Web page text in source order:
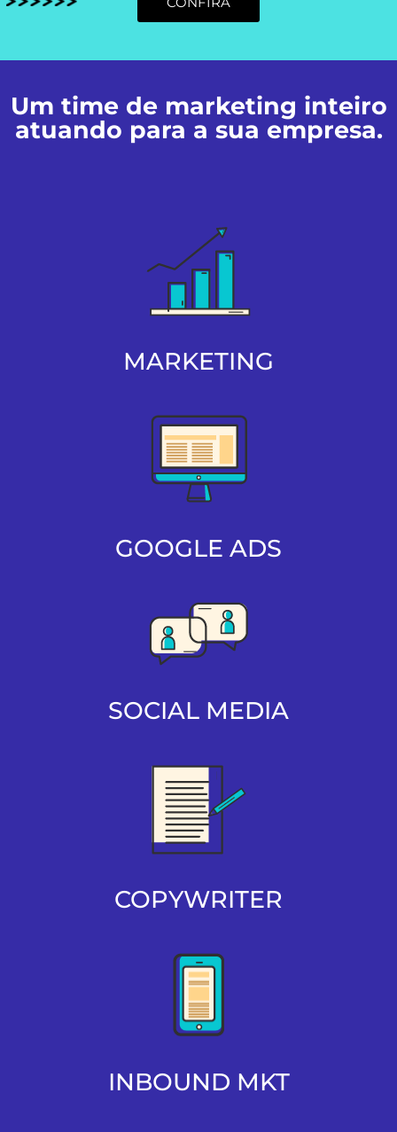
Um time de marketing inteiro
atuando para a sua empresa.
MARKETING
GOOGLE ADS
SOCIAL MEDIA
COPYWRITER
INBOUND MKT